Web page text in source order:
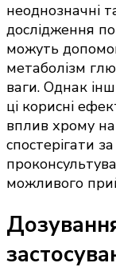
неоднозначні
дослідження
можуть
метаболізм
ваги. Однак
ці корисні
вплив хрому
спостерігати
можливого